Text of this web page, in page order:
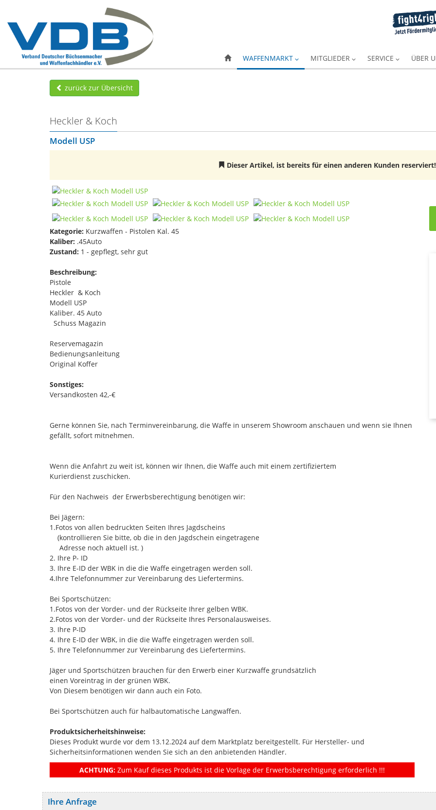
WAFFENMARKT MITGLIEDER SERVICE ÜBER
zurück zur Übersicht
Heckler & Koch
Modell USP
Dieser Artikel, ist bereits für einen anderen Kunden reserviert!
Kategorie: Kurzwaffen - Pistolen Kal. 45
Kaliber: .45Auto
Zustand: 1 - gepflegt, sehr gut
Beschreibung:
Pistole
Heckler & Koch
Modell USP
Kaliber. 45 Auto
Schuss Magazin
Reservemagazin
Bedienungsanleitung
Original Koffer
Sonstiges:
Versandkosten 42,-€
Gerne können Sie, nach Terminvereinbarung, die Waffe in unserem Showroom anschauen und wenn sie Ihnen
gefällt, sofort mitnehmen.
Wenn die Anfahrt zu weit ist, können wir Ihnen, die Waffe auch mit einem zertifiziertem
Kurierdienst zuschicken.
Für den Nachweis der Erwerbsberechtigung benötigen wir:
Bei Jägern:
1.Fotos von allen bedruckten Seiten Ihres Jagdscheins
(kontrollieren Sie bitte, ob die in den Jagdschein eingetragene
Adresse noch aktuell ist. )
2. Ihre P- ID
3. Ihre E-ID der WBK in die die Waffe eingetragen werden soll.
​​4.Ihre Telefonnummer zur Vereinbarung des Liefertermins.
Bei Sportschützen:
1.Fotos von der Vorder- und der Rückseite Ihrer gelben WBK.
​​​2.Fotos von der Vorder- und der Rückseite Ihres Personalausweises.
3. Ihre P-ID
4. Ihre E-ID der WBK, in die die Waffe eingetragen werden soll.
​​5. Ihre Telefonnummer zur Vereinbarung des Liefertermins.
Jäger und Sportschützen brauchen für den Erwerb einer Kurzwaffe grundsätzlich
einen Voreintrag in der grünen WBK.
Von Diesem benötigen wir dann auch ein Foto.
Bei Sportschützen auch für halbautomatische Langwaffen.
Produktsicherheitshinweise:
Dieses Produkt wurde vor dem 13.12.2024 auf dem Marktplatz bereitgestellt. Für Hersteller- und
Sicherheitsinformationen wenden Sie sich an den anbietenden Händler.
ACHTUNG: Zum Kauf dieses Produkts ist die Vorlage der Erwerbsberechtigung erforderlich !!!
Ihre Anfrage